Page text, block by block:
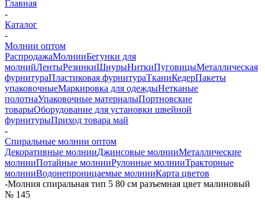
Главная
-
Каталог
-
Молнии оптом
РаспродажаМолнииБегунки для
молнийЛентыРезинкиШнурыНиткиПуговицыМеталлическая
фурнитураПластиковая фурнитураТканиКедерПакеты
упаковочныеМаркировка для одеждыНетканые
полотнаУпаковочные материалыПортновские
товарыОборудование для установки швейной
фурнитурыПриход товара май
-
Спиральные молнии оптом
Декоративные молнииДжинсовые молнииМеталлические
молнииПотайные молнииРулонные молнииТракторные
молнииВодонепроницаемые молнииКарта цветов
-Молния спиральная тип 5 80 см разъемная цвет малиновый
№ 145